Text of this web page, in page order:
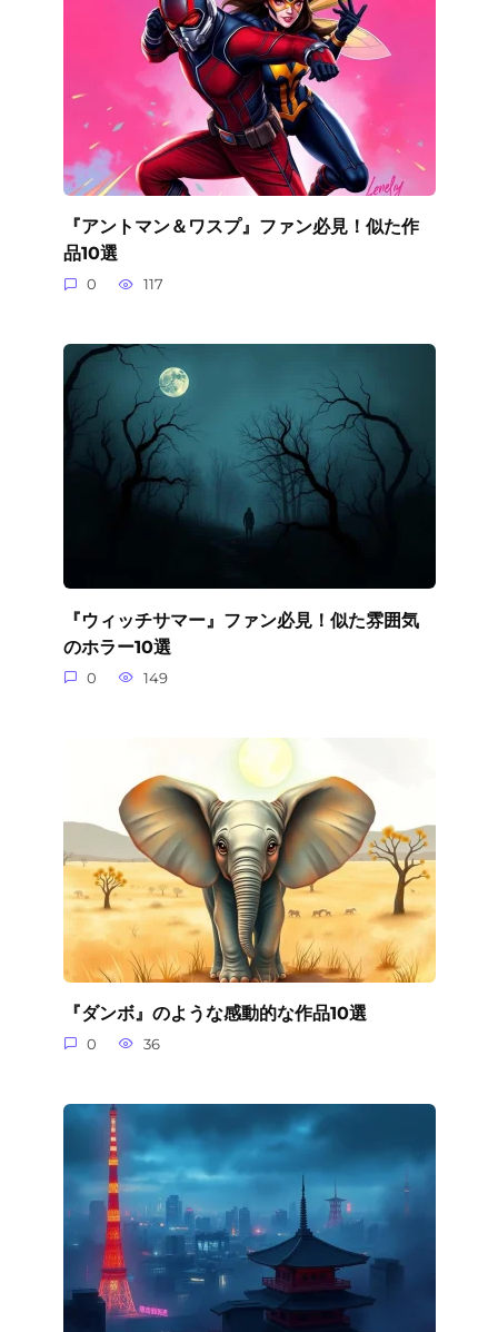
『アントマン＆ワスプ』ファン必見！似た作
品10選
0 117
『ウィッチサマー』ファン必見！似た雰囲気
のホラー10選
0 149
『ダンボ』のような感動的な作品10選
0 36